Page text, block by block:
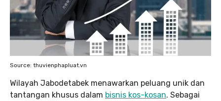
Source: thuvienphapluat.vn
Wilayah Jabodetabek menawarkan peluang unik dan
tantangan khusus dalam bisnis kos-kosan. Sebagai